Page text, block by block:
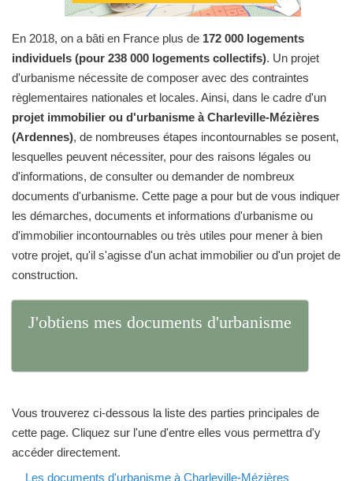
En 2018, on a bâti en France plus de 172 000 logements
individuels (pour 238 000 logements collectifs). Un projet
d'urbanisme nécessite de composer avec des contraintes
règlementaires nationales et locales. Ainsi, dans le cadre d'un
projet immobilier ou d'urbanisme à Charleville-Mézières
(Ardennes), de nombreuses étapes incontournables se posent,
lesquelles peuvent nécessiter, pour des raisons légales ou
d'informations, de consulter ou demander de nombreux
documents d'urbanisme. Cette page a pour but de vous indiquer
les démarches, documents et informations d'urbanisme ou
d'immobilier incontournables ou très utiles pour mener à bien
votre projet, qu'il s'agisse d'un achat immobilier ou d'un projet de
construction.
J'obtiens mes documents d'urbanisme
Vous trouverez ci-dessous la liste des parties principales de
cette page. Cliquez sur l'une d'entre elles vous permettra d'y
accéder directement.
Les documents d'urbanisme à Charleville-Mézières